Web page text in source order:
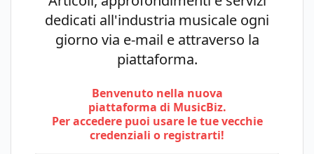
dedicati all'industria musicale ogni
giorno via e-mail e attraverso la
piattaforma.
Benvenuto nella nuova
piattaforma di MusicBiz.
Per accedere puoi usare le tue vecchie
credenziali o registrarti!